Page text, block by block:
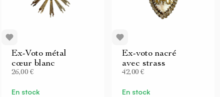
Ex-Voto métal
cœur blanc
26,00 €
En stock
Ex-voto nacré
avec strass
42,00 €
En stock